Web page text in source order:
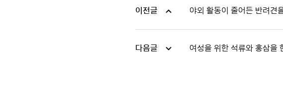
이전글 야외 활동이 줄어든 반려견
다음글 여성을 위한 석류와 홍삼을